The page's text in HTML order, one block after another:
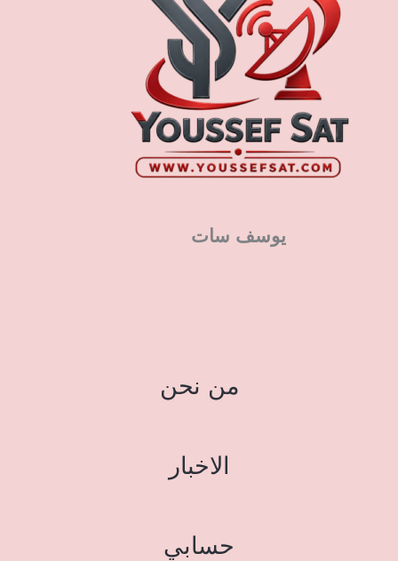
يوسف سات
من نحن
الاخبار
حسابي